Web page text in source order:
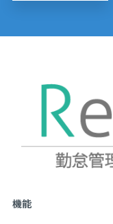
機能